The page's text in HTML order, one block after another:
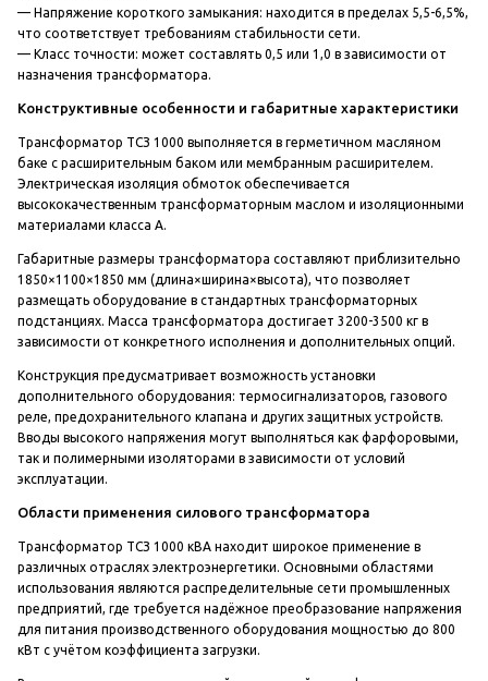
— Напряжение короткого замыкания: находится в пределах 5,5-6,5%,
что соответствует требованиям стабильности сети.
— Класс точности: может составлять 0,5 или 1,0 в зависимости от
назначения трансформатора.
Конструктивные особенности и габаритные характеристики
Трансформатор ТСЗ 1000 выполняется в герметичном масляном
баке с расширительным баком или мембранным расширителем.
Электрическая изоляция обмоток обеспечивается
высококачественным трансформаторным маслом и изоляционными
материалами класса А.
Габаритные размеры трансформатора составляют приблизительно
1850×1100×1850 мм (длина×ширина×высота), что позволяет
размещать оборудование в стандартных трансформаторных
подстанциях. Масса трансформатора достигает 3200-3500 кг в
зависимости от конкретного исполнения и дополнительных опций.
Конструкция предусматривает возможность установки
дополнительного оборудования: термосигнализаторов, газового
реле, предохранительного клапана и других защитных устройств.
Вводы высокого напряжения могут выполняться как фарфоровыми,
так и полимерными изоляторами в зависимости от условий
эксплуатации.
Области применения силового трансформатора
Трансформатор ТСЗ 1000 кВА находит широкое применение в
различных отраслях электроэнергетики. Основными областями
использования являются распределительные сети промышленных
предприятий, где требуется надёжное преобразование напряжения
для питания производственного оборудования мощностью до 800
кВт с учётом коэффициента загрузки.